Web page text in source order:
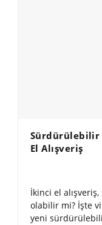
Sürdürülebilir
El Alışveriş
İkinci el
olabilir mi? İşte
yeni